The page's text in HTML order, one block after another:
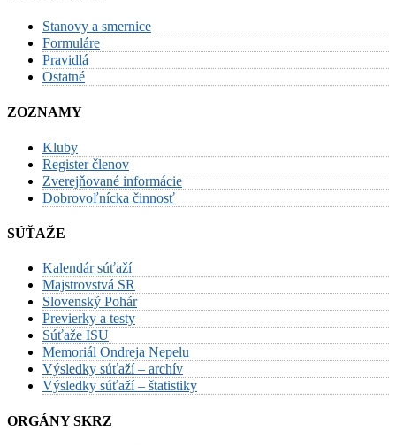
Stanovy a smernice
Formuláre
Pravidlá
Ostatné
ZOZNAMY
Kluby
Register členov
Zverejňované informácie
Dobrovoľnícka činnosť
SÚŤAŽE
Kalendár súťaží
Majstrovstvá SR
Slovenský Pohár
Previerky a testy
Súťaže ISU
Memoriál Ondreja Nepelu
Výsledky súťaží – archív
Výsledky súťaží – štatistiky
ORGÁNY SKRZ